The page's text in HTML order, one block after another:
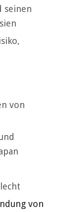
seinen
von
von